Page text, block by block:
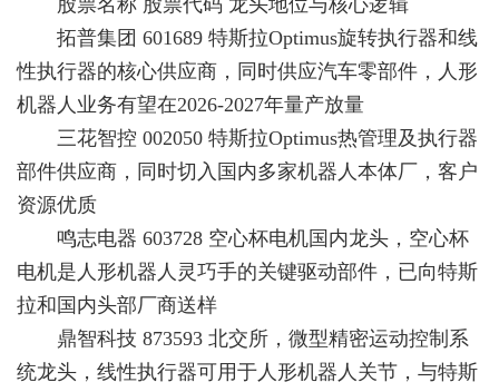
股票名称 股票代码 龙头地位与核心逻辑
拓普集团 601689 特斯拉Optimus旋转执行器和线
性执行器的核心供应商，同时供应汽车零部件，人形
机器人业务有望在2026-2027年量产放量
三花智控 002050 特斯拉Optimus热管理及执行器
部件供应商，同时切入国内多家机器人本体厂，客户
资源优质
鸣志电器 603728 空心杯电机国内龙头，空心杯
电机是人形机器人灵巧手的关键驱动部件，已向特斯
拉和国内头部厂商送样
鼎智科技 873593 北交所，微型精密运动控制系
统龙头，线性执行器可用于人形机器人关节，与特斯